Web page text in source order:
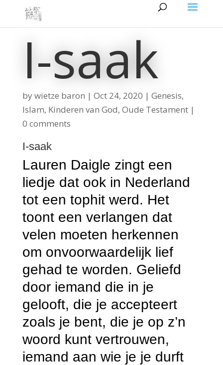
I-saak
bywietze baron | Oct 24, 2020 | Genesis,
Islam, Kinderen van God, Oude Testament|
0 comments
I-saak
Lauren Daigle zingt een
liedje dat ook in Nederland
tot een tophit werd. Het
toont een verlangen dat
velen moeten herkennen
om onvoorwaardelijk lief
gehad te worden. Geliefd
door iemand die in je
gelooft, die je accepteert
zoals je bent, die je op z’n
woord kunt vertrouwen,
iemand aan wie je je durft